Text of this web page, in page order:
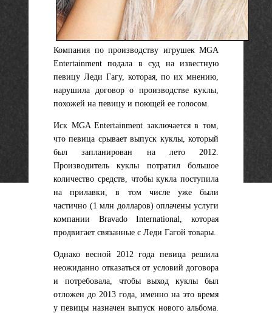
Компания по производству игрушек MGA
Entertainment подала в суд на известную
певицу Леди Гагу, которая, по их мнению,
нарушила договор о производстве куклы,
похожей на певицу и поющей ее голосом.
Иск MGA Entertainment заключается в том,
что певица срывает выпуск куклы, который
был запланирован на лето 2012.
Производитель куклы потратил большое
количество средств, чтобы кукла поступила
на прилавки, в том числе уже были
частично (1 млн долларов) оплачены услуги
компании Bravado International, которая
продвигает связанные с Леди Гагой товары.
Однако весной 2012 года певица решила
неожиданно отказаться от условий договора
и потребовала, чтобы выход куклы был
отложен до 2013 года, именно на это время
у певицы назначен выпуск нового альбома.